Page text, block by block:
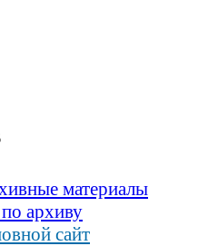
материалы
архиву
сайт